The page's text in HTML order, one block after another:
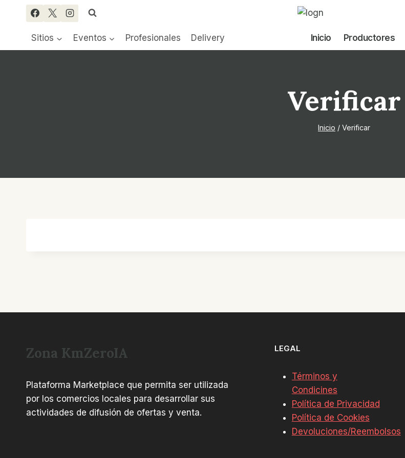
contenidoSitios Eventos Profesionales Delivery Inicio Productores
Verificar
Inicio / Verificar
Zona KmZeroIA
Plataforma Marketplace que permita ser utilizada
por los comercios locales para desarrollar sus
actividades de difusión de ofertas y venta.
LEGAL
Términos y
Condicines
Política de Privacidad
Política de Cookies
Devoluciones/Reembolsos